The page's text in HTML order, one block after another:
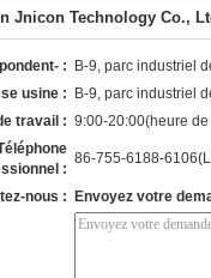
Jnicon Technology Co.,
:
B-9, parc industriel
usine :
B-9, parc industriel
travail : 9:00-20:00(heure
:
86-755-6188-
nous : Envoyez votre